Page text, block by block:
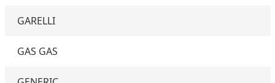
GARELLI
GAS GAS